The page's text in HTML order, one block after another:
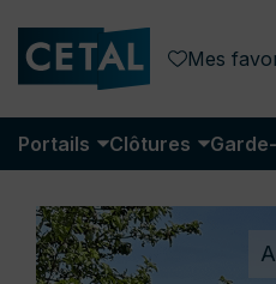
Mes
Portails Clôtures